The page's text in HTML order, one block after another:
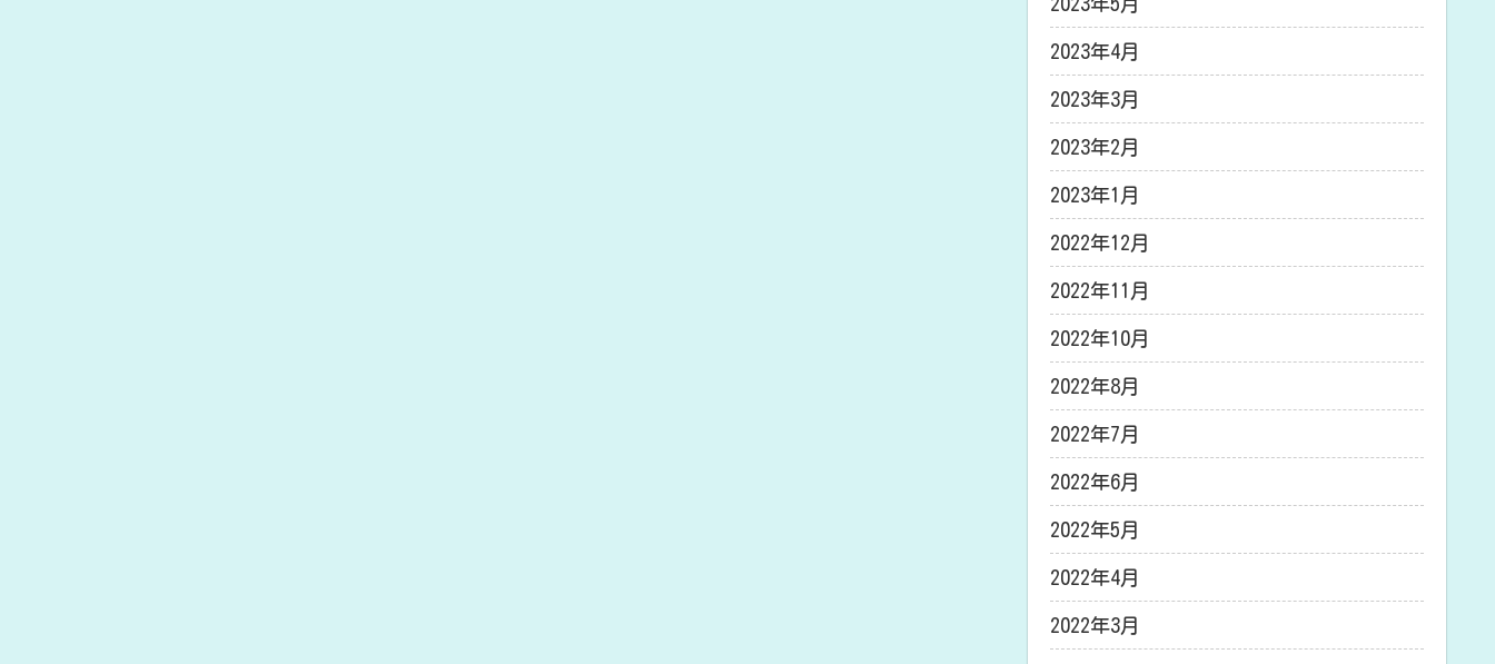
2023年4月
2023年3月
2023年2月
2023年1月
2022年12月
2022年11月
2022年10月
2022年8月
2022年7月
2022年6月
2022年5月
2022年4月
2022年3月